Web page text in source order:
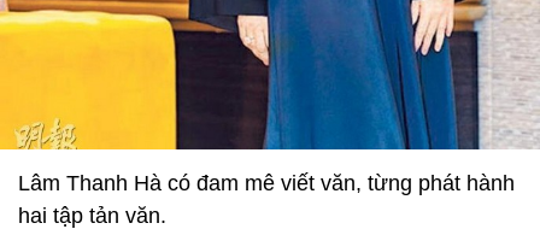
Lâm Thanh Hà có đam mê viết văn, từng phát hành
hai tập tản văn.